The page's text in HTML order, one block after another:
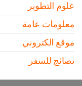
علوم التطوير
معلومات عامة
موقع الكتروني
نصائج للسفر